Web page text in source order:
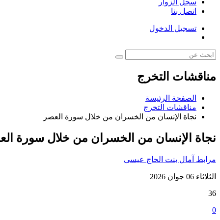
سجل الزوار
اتصل بنا
تسجيل الدخول
مناقشات التخرج
الصفحة الرئيسة
مناقشات التخرج
نجاة الإنسان من الخسران من خلال سورة العصر
نجاة الإنسان من الخسران من خلال سورة
مرابط آمال بنت الحاج عيسى
الثلاثاء 06 جوان 2026
36
0